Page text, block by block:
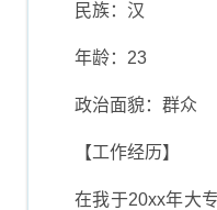
民族：汉
年龄：23
政治面貌：群众
【工作经历】
在我于20xx年大